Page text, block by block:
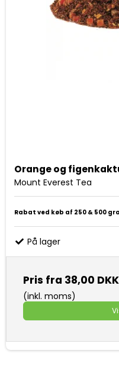
Orange og
Mount Everest Tea
Rabat ved køb af 250 & 500
På lager
Pris fra 38,00 DKK
(inkl. moms)